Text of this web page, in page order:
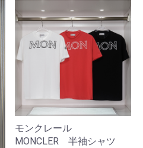
モンクレール
MONCLER 半袖シャツ